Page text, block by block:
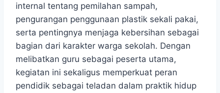
internal tentang pemilahan sampah,
pengurangan penggunaan plastik sekali pakai,
serta pentingnya menjaga kebersihan sebagai
bagian dari karakter warga sekolah. Dengan
melibatkan guru sebagai peserta utama,
kegiatan ini sekaligus memperkuat peran
pendidik sebagai teladan dalam praktik hidup